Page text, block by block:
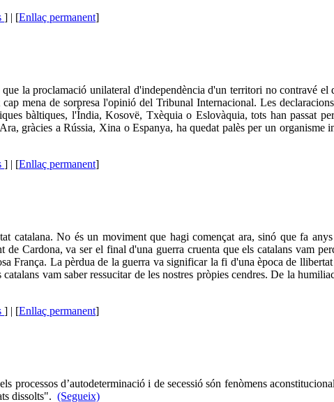
] | [Enllaç permanent]
la proclamació unilateral d'independència d'un territori no contravé
mena de sorpresa l'opinió del Tribunal Internacional. Les
bàltiques, l'Índia, Kosovë, Txèquia o Eslovàquia, tots han passat
gràcies a Rússia, Xina o Espanya, ha quedat palès per un
] | [Enllaç permanent]
catalana. No és un moviment que hagi començat ara, sinó que fa
de Cardona, va ser el final d'una guerra cruenta que els catalans vam
França. La pèrdua de la guerra va significar la fi d'una època de
vam saber ressucitar de les nostres pròpies cendres. De la
] | [Enllaç permanent]
processos d’autodeterminació i de secessió són fenòmens
dissolts". (Segueix)